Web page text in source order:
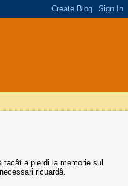
a pierdi la memorie sul
ricuardâ.